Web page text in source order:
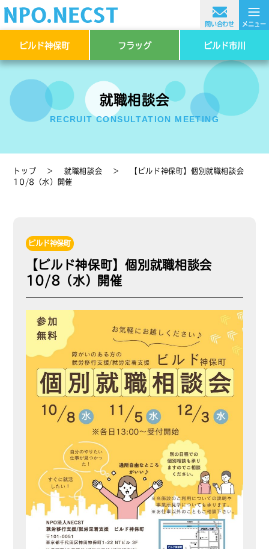
≡
メニュー
問い合わせ
ビルド神保町 フラッグ ビルド市川
就職相談会
RECRUIT CONSULTATION MEETING
トップ ＞就職相談会 ＞
【ビルド神保町】個別就職相談会
10/8（水）開催
ビルド神保町
【ビルド神保町】個別就職相談会
10/8（水）開催